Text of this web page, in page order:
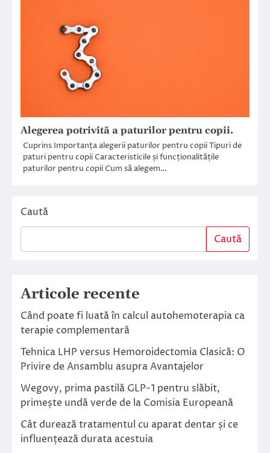
Alegerea potrivită a paturilor pentru copii.
Cuprins Importanța alegerii paturilor pentru copii Tipuri de
paturi pentru copii Caracteristicile și funcționalitățile
paturilor pentru copii Cum să alegem…
Caută
Caută
Articole recente
Când poate fi luată în calcul autohemoterapia ca
terapie complementară
Tehnica LHP versus Hemoroidectomia Clasică: O
Privire de Ansamblu asupra Avantajelor
Wegovy, prima pastilă GLP-1 pentru slăbit,
primește undă verde de la Comisia Europeană
Cât durează tratamentul cu aparat dentar și ce
influențează durata acestuia